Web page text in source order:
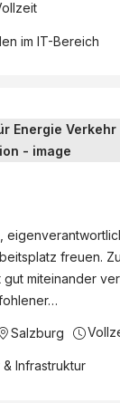
im IT-Bereich
freuen.
miteinander
Salzburg
Infrastruktur